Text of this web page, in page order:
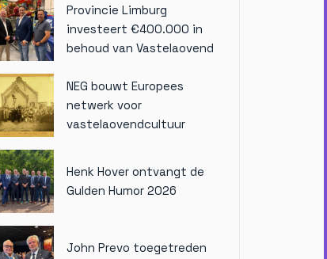
Provincie Limburg
investeert €400.000 in
behoud van Vastelaovend
NEG bouwt Europees
netwerk voor
vastelaovendcultuur
Henk Hover ontvangt de
Gulden Humor 2026
John Prevo toegetreden